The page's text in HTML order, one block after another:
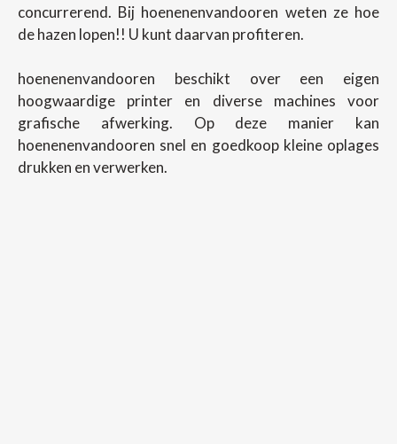
concurrerend. Bij hoenenenvandooren weten ze hoe
de hazen lopen!! U kunt daarvan profiteren.
hoenenenvandooren beschikt over een eigen
hoogwaardige printer en diverse machines voor
grafische afwerking. Op deze manier kan
hoenenenvandooren snel en goedkoop kleine oplages
drukken en verwerken.